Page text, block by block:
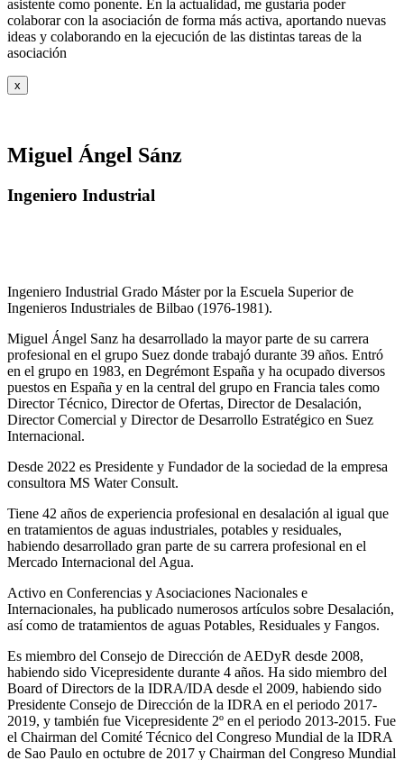
asistente como ponente. En la actualidad, me gustaría poder
colaborar con la asociación de forma más activa, aportando nuevas
ideas y colaborando en la ejecución de las distintas tareas de la
asociación
x
Miguel Ángel Sánz
Ingeniero Industrial
Ingeniero Industrial Grado Máster por la Escuela Superior de
Ingenieros Industriales de Bilbao (1976-1981).
Miguel Ángel Sanz ha desarrollado la mayor parte de su carrera
profesional en el grupo Suez donde trabajó durante 39 años. Entró
en el grupo en 1983, en Degrémont España y ha ocupado diversos
puestos en España y en la central del grupo en Francia tales como
Director Técnico, Director de Ofertas, Director de Desalación,
Director Comercial y Director de Desarrollo Estratégico en Suez
Internacional.
Desde 2022 es Presidente y Fundador de la sociedad de la empresa
consultora MS Water Consult.
Tiene 42 años de experiencia profesional en desalación al igual que
en tratamientos de aguas industriales, potables y residuales,
habiendo desarrollado gran parte de su carrera profesional en el
Mercado Internacional del Agua.
Activo en Conferencias y Asociaciones Nacionales e
Internacionales, ha publicado numerosos artículos sobre Desalación,
así como de tratamientos de aguas Potables, Residuales y Fangos.
Es miembro del Consejo de Dirección de AEDyR desde 2008,
habiendo sido Vicepresidente durante 4 años. Ha sido miembro del
Board of Directors de la IDRA/IDA desde el 2009, habiendo sido
Presidente Consejo de Dirección de la IDRA en el periodo 2017-
2019, y también fue Vicepresidente 2º en el periodo 2013-2015. Fue
el Chairman del Comité Técnico del Congreso Mundial de la IDRA
de Sao Paulo en octubre de 2017 y Chairman del Congreso Mundial